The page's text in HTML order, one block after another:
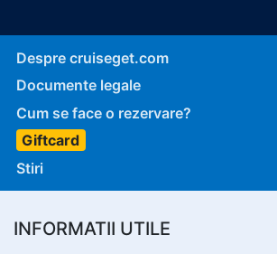
Despre cruiseget.com
Documente legale
Cum se face o rezervare?
Giftcard
Stiri
INFORMATII UTILE